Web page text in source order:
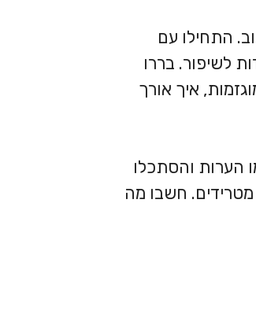
התחילו עם
לשיפור. בררו
איך אורך
הערות והסתכלו
חשבו מה